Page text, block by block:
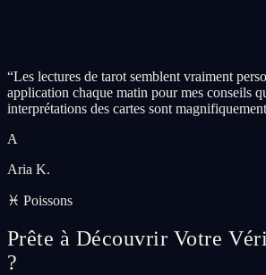
“Les lectures de tarot semblent vraiment
application chaque matin pour mes conseils
interprétations des cartes sont
A
Aria K.
♓ Poissons
Prête à Découvrir Votre
?